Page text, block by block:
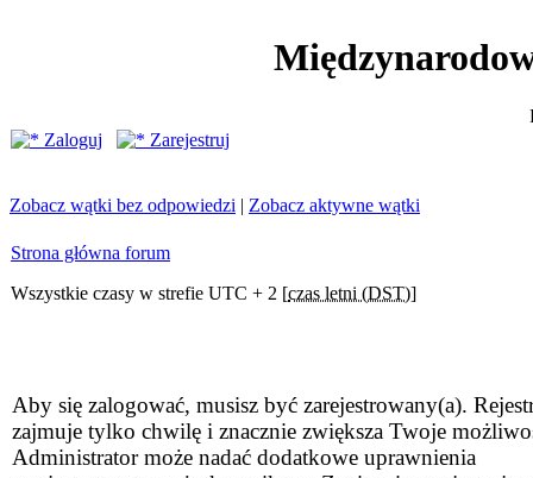
Zaloguj
Zarejestruj
Zobacz wątki bez odpowiedzi | Zobacz aktywne wątki
Strona główna forum
Wszystkie czasy w strefie UTC + 2 [czas letni (DST)]
Aby się zalogować, musisz być zarejestrowany(a).
zajmuje tylko chwilę i znacznie zwiększa Twoje
Administrator może nadać dodatkowe uprawnienia